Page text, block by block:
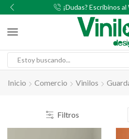
¡Dudas? Escribinos
Inicio Comercio Vinilos
Filtros